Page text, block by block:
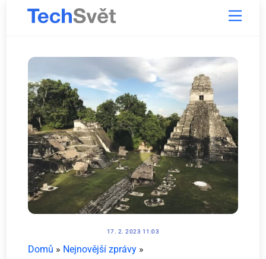
Menu
17. 2. 2023 11:03
Domů » Nejnovější zprávy »